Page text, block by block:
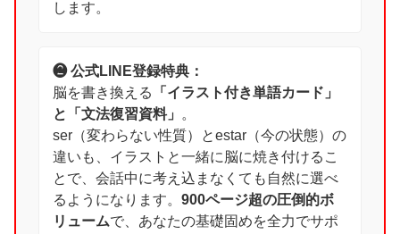
します。
❷ 公式LINE登録特典：
脳を書き換える
「イラスト付き単語カード」
と「文法復習資料」 。
ser（変わらない性質）とestar（今の状態）の
違いも、イラストと一緒に脳に焼き付けるこ
とで、会話中に考え込まなくても自然に選べ
るようになります。 900ページ超の圧倒的ボ
リュームで、あなたの基礎固めを全力でサポ